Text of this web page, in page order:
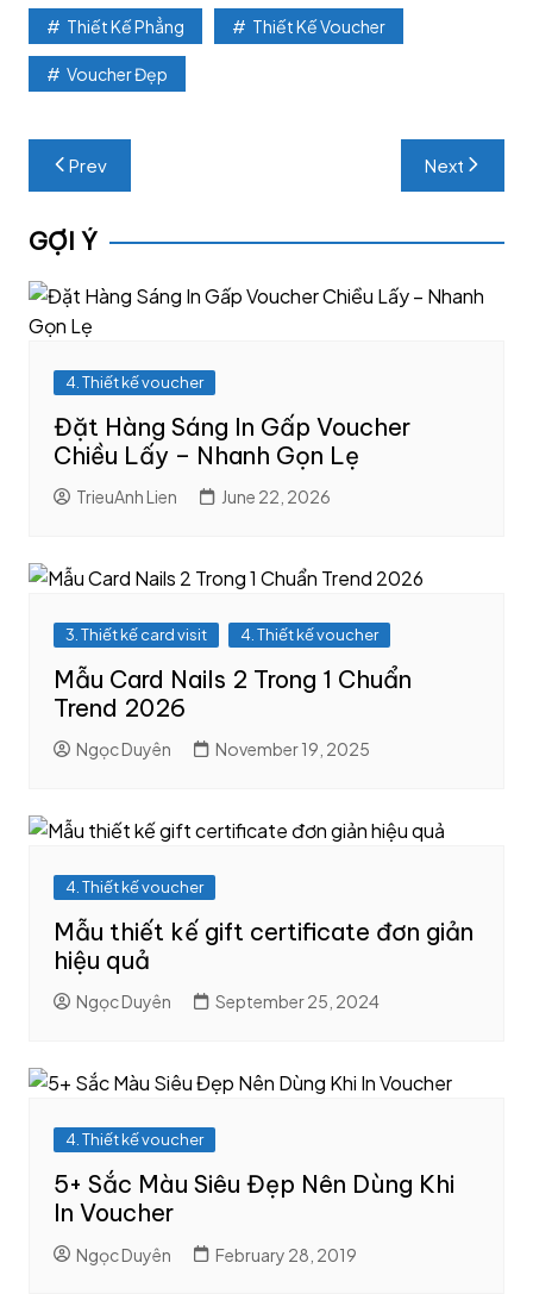
Thiết Kế Phẳng Thiết Kế Voucher
Voucher Đẹp
Post
navigation
Prev Next
GỢI Ý
4. Thiết kế voucher
Đặt Hàng Sáng In Gấp Voucher
Chiều Lấy – Nhanh Gọn Lẹ
TrieuAnh Lien June 22, 2026
3. Thiết kế card visit 4. Thiết kế voucher
Mẫu Card Nails 2 Trong 1 Chuẩn
Trend 2026
Ngọc Duyên November 19, 2025
4. Thiết kế voucher
Mẫu thiết kế gift certificate đơn giản
hiệu quả
Ngọc Duyên September 25, 2024
4. Thiết kế voucher
5+ Sắc Màu Siêu Đẹp Nên Dùng Khi
In Voucher
Ngọc Duyên February 28, 2019